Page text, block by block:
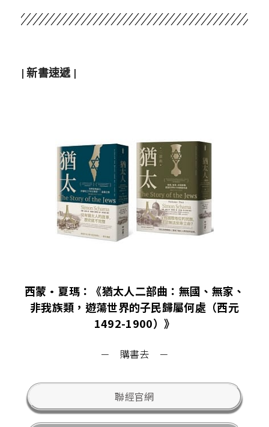
| 新書速遞 |
西蒙•夏瑪：《猶太人二部曲：無國、無家、
非我族類，遊蕩世界的子民歸屬何處（西元
1492-1900）》
－ 購書去 －
聯經官網